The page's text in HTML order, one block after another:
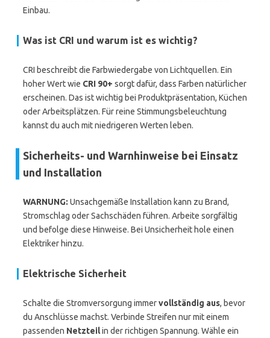
Einbau.
Was ist CRI und warum ist es wichtig?
CRI beschreibt die Farbwiedergabe von Lichtquellen. Ein
hoher Wert wie CRI 90+ sorgt dafür, dass Farben natürlicher
erscheinen. Das ist wichtig bei Produktpräsentation, Küchen
oder Arbeitsplätzen. Für reine Stimmungsbeleuchtung
kannst du auch mit niedrigeren Werten leben.
Sicherheits- und Warnhinweise bei Einsatz
und Installation
WARNUNG: Unsachgemäße Installation kann zu Brand,
Stromschlag oder Sachschäden führen. Arbeite sorgfältig
und befolge diese Hinweise. Bei Unsicherheit hole einen
Elektriker hinzu.
Elektrische Sicherheit
Schalte die Stromversorgung immervollständig aus, bevor
du Anschlüsse machst. Verbinde Streifen nur mit einem
passenden Netzteilin der richtigen Spannung. Wähle ein